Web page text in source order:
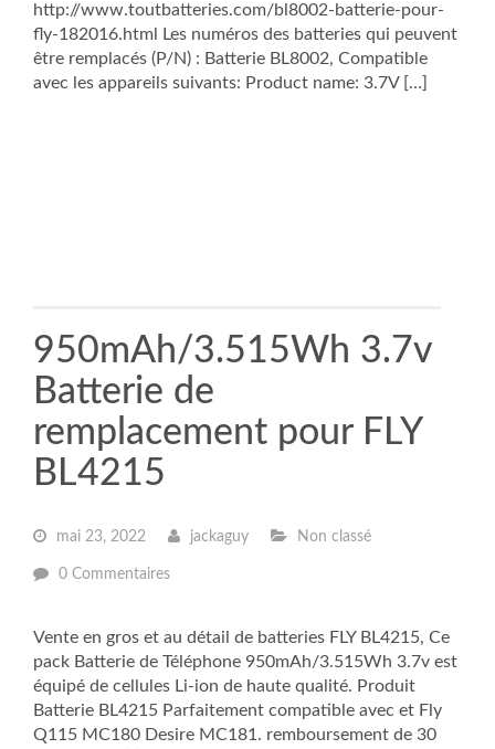
http://www.toutbatteries.com/bl8002-batterie-pour-
fly-182016.html Les numéros des batteries qui peuvent
être remplacés (P/N) : Batterie BL8002, Compatible
avec les appareils suivants: Product name: 3.7V […]
950mAh/3.515Wh 3.7v
Batterie de
remplacement pour FLY
BL4215
mai 23, 2022 jackaguy Non classé
0 Commentaires
Vente en gros et au détail de batteries FLY BL4215, Ce
pack Batterie de Téléphone 950mAh/3.515Wh 3.7v est
équipé de cellules Li-ion de haute qualité. Produit
Batterie BL4215 Parfaitement compatible avec et Fly
Q115 MC180 Desire MC181. remboursement de 30